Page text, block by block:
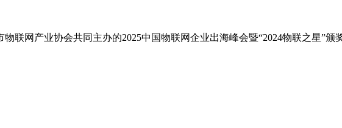
物联网产业协会共同主办的2025中国物联网企业出海峰会暨“2024物联之星”颁